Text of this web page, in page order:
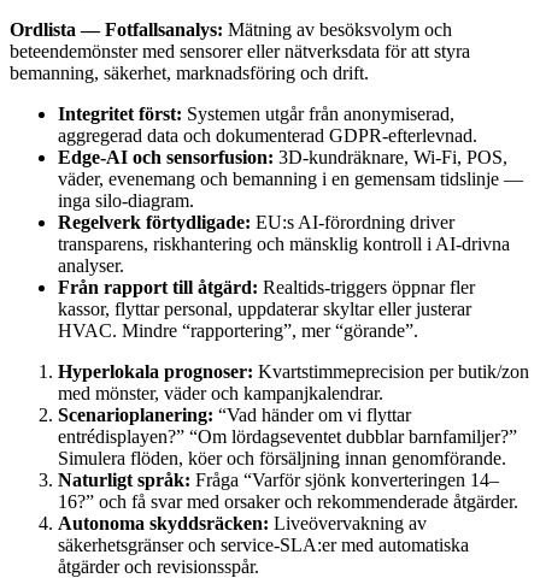
Ordlista — Fotfallsanalys: Mätning av besöksvolym och
beteendemönster med sensorer eller nätverksdata för att styra
bemanning, säkerhet, marknadsföring och drift.
Integritet först: Systemen utgår från anonymiserad,
aggregerad data och dokumenterad GDPR-efterlevnad.
Edge-AI och sensorfusion: 3D-kundräknare, Wi-Fi, POS,
väder, evenemang och bemanning i en gemensam tidslinje —
inga silo-diagram.
Regelverk förtydligade: EU:s AI-förordning driver
transparens, riskhantering och mänsklig kontroll i AI-drivna
analyser.
Från rapport till åtgärd: Realtids-triggers öppnar fler
kassor, flyttar personal, uppdaterar skyltar eller justerar
HVAC. Mindre “rapportering”, mer “görande”.
Hyperlokala prognoser: Kvartstimmeprecision per butik/zon
med mönster, väder och kampanjkalendrar.
Scenarioplanering: “Vad händer om vi flyttar
entrédisplayen?” “Om lördags­eventet dubblar barnfamiljer?”
Simulera flöden, köer och försäljning innan genomförande.
Naturligt språk: Fråga “Varför sjönk konverteringen 14–
16?” och få svar med orsaker och rekommenderade åtgärder.
Autonoma skyddsräcken: Liveövervakning av
säkerhetsgränser och service-SLA:er med automatiska
åtgärder och revisionsspår.